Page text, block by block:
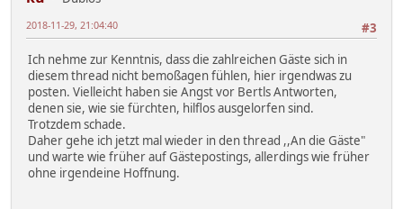
#3
2018-11-29, 21:04:40
Ich nehme zur Kenntnis, dass die zahlreichen Gäste sich in
diesem thread nicht bemoßagen fühlen, hier irgendwas zu
posten. Vielleicht haben sie Angst vor Bertls Antworten,
denen sie, wie sie fürchten, hilflos ausgelorfen sind.
Trotzdem schade.
Daher gehe ich jetzt mal wieder in den thread ,,An die Gäste"
und warte wie früher auf Gästepostings, allerdings wie früher
ohne irgendeine Hoffnung.